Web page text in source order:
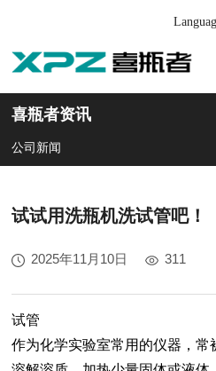
喜瓶者资讯
公司新闻
试试用洗瓶机洗试管吧！
2025年11月10日 311
试管
作为化学实验室常用的仪器，常